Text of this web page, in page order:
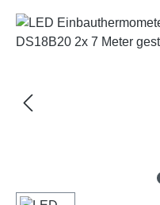
Skip image gallery